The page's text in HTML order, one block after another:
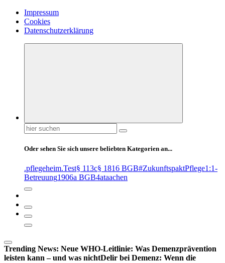
Impressum
Cookies
Datenschutzerklärung
Suchen
nach:
Oder sehen Sie sich unsere beliebten Kategorien an...
.pflegeheim.Test§ 113c§ 1816 BGB#ZukunftspaktPflege1:1-
Betreuung1906a BGB4ataachen
Trending News: Neue WHO-Leitlinie: Was Demenzprävention
leisten kann – und was nichtDelir bei Demenz: Wenn die